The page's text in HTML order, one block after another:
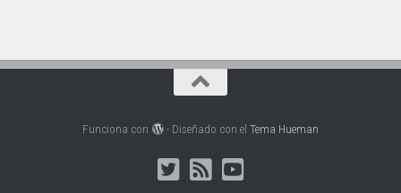
Funciona con - Diseñado con el Tema Hueman